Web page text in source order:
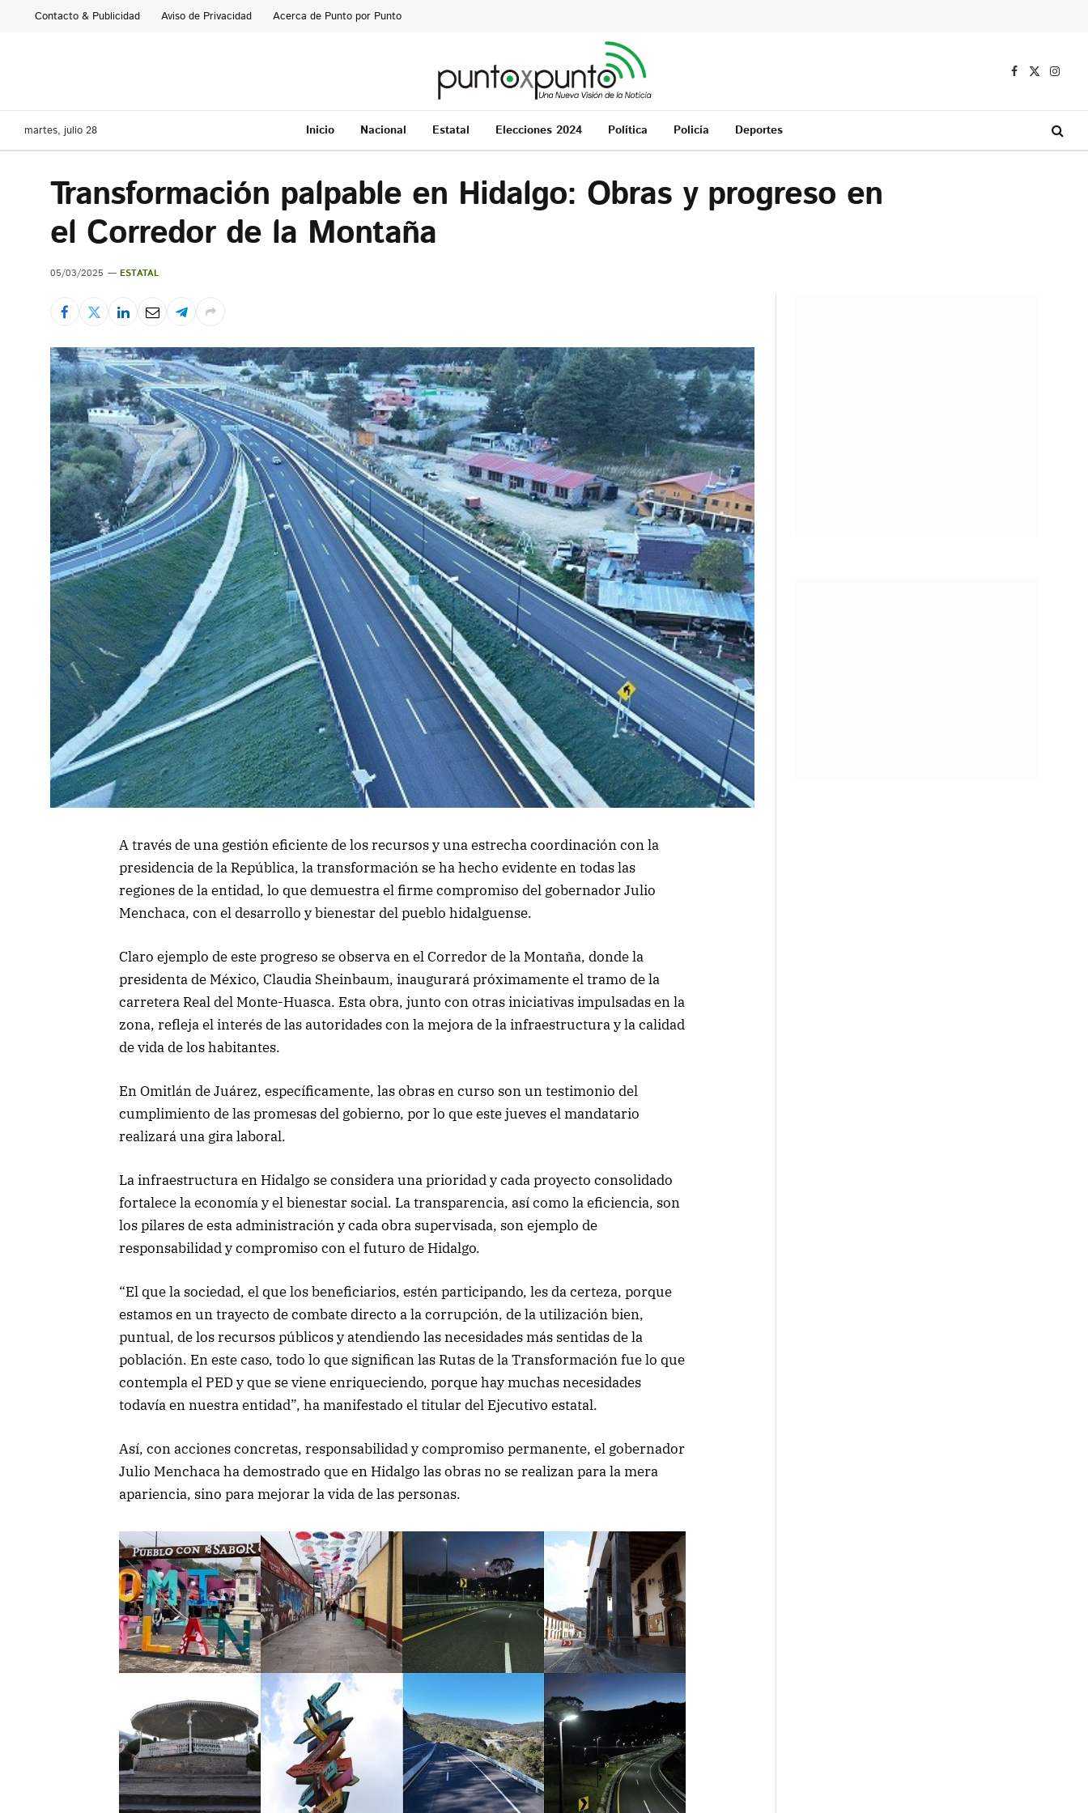
Contacto & Publicidad Aviso de Privacidad Acerca de Punto por Punto
Facebook
X
martes, julio 28 Inicio Nacional Estatal Elecciones 2024 Política Policía Deportes
Transformación palpable en Hidalgo: Obras y progreso en
el Corredor de la Montaña
05/03/2025 ESTATAL
A través de una gestión eficiente de los recursos y una estrecha coordinación con la
presidencia de la República, la transformación se ha hecho evidente en todas las
regiones de la entidad, lo que demuestra el firme compromiso del gobernador Julio
Menchaca, con el desarrollo y bienestar del pueblo hidalguense.
Claro ejemplo de este progreso se observa en el Corredor de la Montaña, donde la
presidenta de México, Claudia Sheinbaum, inaugurará próximamente el tramo de la
carretera Real del Monte-Huasca. Esta obra, junto con otras iniciativas impulsadas en la
zona, refleja el interés de las autoridades con la mejora de la infraestructura y la calidad
de vida de los habitantes.
En Omitlán de Juárez, específicamente, las obras en curso son un testimonio del
cumplimiento de las promesas del gobierno, por lo que este jueves el mandatario
realizará una gira laboral.
La infraestructura en Hidalgo se considera una prioridad y cada proyecto consolidado
fortalece la economía y el bienestar social. La transparencia, así como la eficiencia, son
los pilares de esta administración y cada obra supervisada, son ejemplo de
responsabilidad y compromiso con el futuro de Hidalgo.
“El que la sociedad, el que los beneficiarios, estén participando, les da certeza, porque
estamos en un trayecto de combate directo a la corrupción, de la utilización bien,
puntual, de los recursos públicos y atendiendo las necesidades más sentidas de la
población. En este caso, todo lo que significan las Rutas de la Transformación fue lo que
contempla el PED y que se viene enriqueciendo, porque hay muchas necesidades
todavía en nuestra entidad”, ha manifestado el titular del Ejecutivo estatal.
Así, con acciones concretas, responsabilidad y compromiso permanente, el gobernador
Julio Menchaca ha demostrado que en Hidalgo las obras no se realizan para la mera
apariencia, sino para mejorar la vida de las personas.